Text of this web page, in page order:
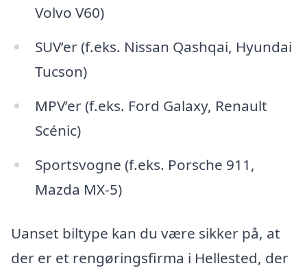
Volvo V60)
SUV’er (f.eks. Nissan Qashqai, Hyundai
Tucson)
MPV’er (f.eks. Ford Galaxy, Renault
Scénic)
Sportsvogne (f.eks. Porsche 911,
Mazda MX-5)
Uanset biltype kan du være sikker på, at
der er et rengøringsfirma i Hellested, der